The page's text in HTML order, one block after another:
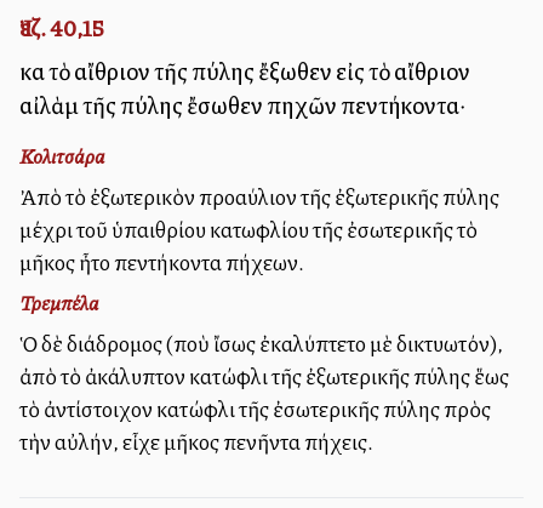
Ἰεζ. 40,15
καὶ τὸ αἴθριον τῆς πύλης ἔξωθεν εἰς τὸ αἴθριον
αἰλὰμ τῆς πύλης ἔσωθεν πηχῶν πεντήκοντα·
Κολιτσάρα
Ἀπὸ τὸ ἐξωτερικὸν προαύλιον τῆς ἐξωτερικῆς πύλης
μέχρι τοῦ ὑπαιθρίου κατωφλίου τῆς ἐσωτερικῆς τὸ
μῆκος ἦτο πεντήκοντα πήχεων.
Τρεμπέλα
Ὁ δὲ διάδρομος (ποὺ ἴσως ἐκαλύπτετο μὲ δικτυωτόν),
ἀπὸ τὸ ἀκάλυπτον κατώφλι τῆς ἐξωτερικῆς πύλης ἕως
τὸ ἀντίστοιχον κατώφλι τῆς ἐσωτερικῆς πύλης πρὸς
τὴν αὐλήν, εἶχε μῆκος πενῆντα πήχεις.